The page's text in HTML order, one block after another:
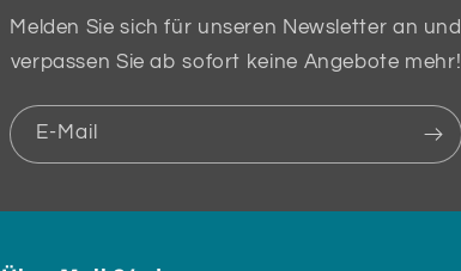
Melden Sie sich für unseren Newsletter an und
verpassen Sie ab sofort keine Angebote mehr!
E-Mail